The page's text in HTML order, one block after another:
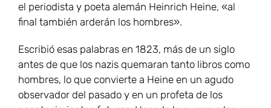
el periodista y poeta alemán Heinrich Heine, «al
final también arderán los hombres».
Escribió esas palabras en 1823, más de un siglo
antes de que los nazis quemaran tanto libros como
hombres, lo que convierte a Heine en un agudo
observador del pasado y en un profeta de los